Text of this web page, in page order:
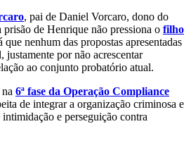
, pai de Daniel Vorcaro, dono do
de Henrique não pressiona o filho
que nenhum das propostas apresentadas
justamente por não acrescentar
ao conjunto probatório atual.
6ª fase da Operação Compliance
de integrar a organização criminosa e
e perseguição contra